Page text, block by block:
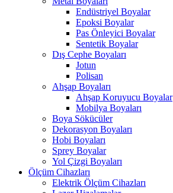
Endüstriyel Boyalar
Epoksi Boyalar
Pas Önleyici Boyalar
Sentetik Boyalar
Dış Cephe Boyaları
Jotun
Polisan
Ahşap Boyaları
Ahşap Koruyucu Boyalar
Mobilya Boyaları
Boya Sökücüler
Dekorasyon Boyaları
Hobi Boyaları
Sprey Boyalar
Yol Çizgi Boyaları
Ölçüm Cihazları
Elektrik Ölçüm Cihazları